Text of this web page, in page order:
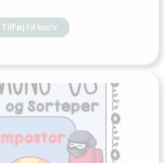
Tilføj til kurv